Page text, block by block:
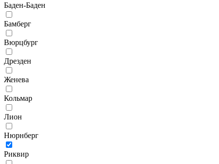
Баден-Баден
Бамберг
Вюрцбург
Дрезден
Женева
Кольмар
Лион
Нюрнберг
Риквир